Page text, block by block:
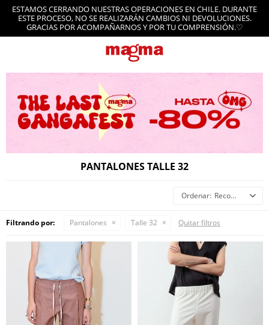
ESTAMOS CERRANDO NUESTRAS OPERACIONES EN CHILE. DURANTE
ESTE PROCESO, NO SE REALIZARÁN CAMBIOS NI DEVOLUCIONES.
GRACIAS POR ACOMPAÑARNOS Y POR TU COMPRENSIÓN.♡
PANTALONES TALLE 32
Recomendados
Filtrando por: Pantalones Talle 32 Quitar filtros